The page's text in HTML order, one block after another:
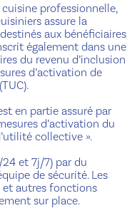
professionnelle,
assure la
aux bénéficiaires
également dans une
du revenu d’inclusion
d’activation de
en partie assuré par
d’activation du
collective ».
et 7j/7) par du
de sécurité. Les
et autres fonctions
sur place.